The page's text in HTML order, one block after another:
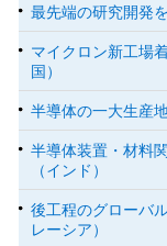
最先端の研究開発
マイクロン新工場
国）
半導体の一大生産
半導体装置・材料
（インド）
後工程のグローバ
レーシア）